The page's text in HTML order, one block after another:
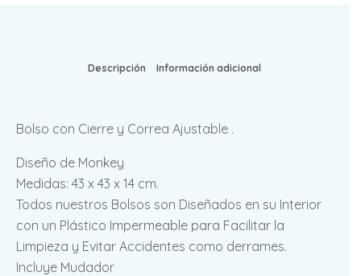
Descripción Información adicional
Bolso con Cierre y Correa Ajustable .
Diseño de Monkey
Medidas: 43 x 43 x 14 cm.
Todos nuestros Bolsos son Diseñados en su Interior
con un Plástico Impermeable para Facilitar la
Limpieza y Evitar Accidentes como derrames.
Incluye Mudador